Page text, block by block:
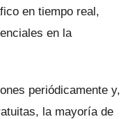
en tiempo real,
en la
periódicamente y,
la mayoría de